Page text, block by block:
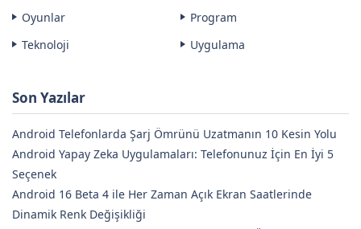
Oyunlar
Program
Teknoloji
Uygulama
Son Yazılar
Android Telefonlarda Şarj Ömrünü Uzatmanın 10 Kesin Yolu
Android Yapay Zeka Uygulamaları: Telefonunuz İçin En İyi 5
Seçenek
Android 16 Beta 4 ile Her Zaman Açık Ekran Saatlerinde
Dinamik Renk Değişikliği